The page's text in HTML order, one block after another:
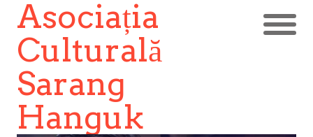
Asociația
Culturală
Sarang
Hanguk